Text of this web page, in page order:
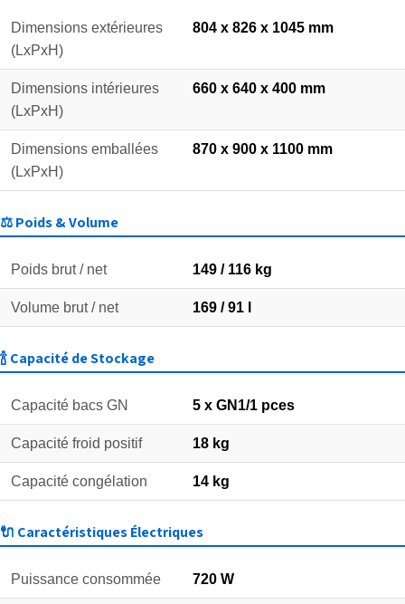
Dimensions extérieures
(LxPxH)
804 x 826 x 1045 mm
Dimensions intérieures
(LxPxH)
660 x 640 x 400 mm
Dimensions emballées
(LxPxH)
870 x 900 x 1100 mm
⚖️ Poids & Volume
Poids brut / net 149 / 116 kg
Volume brut / net 169 / 91 l
🍾 Capacité de Stockage
Capacité bacs GN 5 x GN1/1 pces
Capacité froid positif 18 kg
Capacité congélation 14 kg
🔌 Caractéristiques Électriques
Puissance consommée 720 W